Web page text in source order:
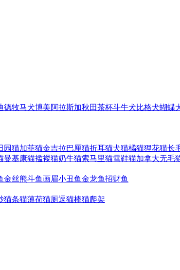
德牧马犬博美阿拉斯加秋田茶杯斗牛犬比格犬蝴蝶
园猫加菲猫金吉拉巴厘猫折耳猫犬猫橘猫狸花猫长
曼基康猫褴褛猫奶牛猫索马里猫雪鞋猫加拿大无毛
金丝熊斗鱼画眉小丑鱼金龙鱼招财鱼
猫条猫薄荷猫厕逗猫棒猫爬架